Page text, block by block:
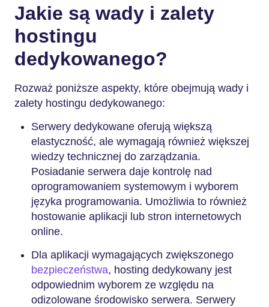
Jakie są wady i zalety
hostingu
dedykowanego?
Rozważ poniższe aspekty, które obejmują wady i
zalety hostingu dedykowanego:
Serwery dedykowane oferują większą
elastyczność, ale wymagają również większej
wiedzy technicznej do zarządzania.
Posiadanie serwera daje kontrolę nad
oprogramowaniem systemowym i wyborem
języka programowania. Umożliwia to również
hostowanie aplikacji lub stron internetowych
online.
Dla aplikacji wymagających zwiększonego
bezpieczeństwa, hosting dedykowany jest
odpowiednim wyborem ze względu na
odizolowane środowisko serwera. Serwery